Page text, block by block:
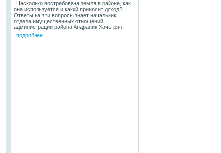
Насколько востребована земля в районе, как
она используется и какой приносит доход?
Ответы на эти вопросы знает начальник
отдела имущественных отношений
администрации района Андраник Хачатрян.
подробнее...